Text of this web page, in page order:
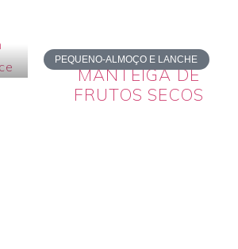
PEQUENO-ALMOÇO E LANCHE
MANTEIGA DE
FRUTOS SECOS